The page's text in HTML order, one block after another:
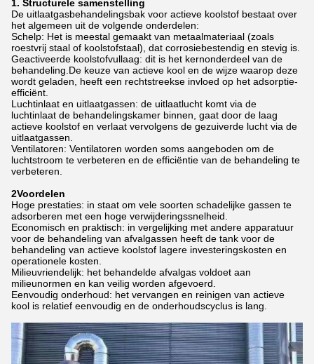
1. Structurele samenstelling
De uitlaatgasbehandelingsbak voor actieve koolstof bestaat over
het algemeen uit de volgende onderdelen:
Schelp: Het is meestal gemaakt van metaalmateriaal (zoals
roestvrij staal of koolstofstaal), dat corrosiebestendig en stevig is.
Geactiveerde koolstofvullaag: dit is het kernonderdeel van de
behandeling.De keuze van actieve kool en de wijze waarop deze
wordt geladen, heeft een rechtstreekse invloed op het adsorptie-
efficiënt.
Luchtinlaat en uitlaatgassen: de uitlaatlucht komt via de
luchtinlaat de behandelingskamer binnen, gaat door de laag
actieve koolstof en verlaat vervolgens de gezuiverde lucht via de
uitlaatgassen.
Ventilatoren: Ventilatoren worden soms aangeboden om de
luchtstroom te verbeteren en de efficiëntie van de behandeling te
verbeteren.
2Voordelen
Hoge prestaties: in staat om vele soorten schadelijke gassen te
adsorberen met een hoge verwijderingssnelheid.
Economisch en praktisch: in vergelijking met andere apparatuur
voor de behandeling van afvalgassen heeft de tank voor de
behandeling van actieve koolstof lagere investeringskosten en
operationele kosten.
Milieuvriendelijk: het behandelde afvalgas voldoet aan
milieunormen en kan veilig worden afgevoerd.
Eenvoudig onderhoud: het vervangen en reinigen van actieve
kool is relatief eenvoudig en de onderhoudscyclus is lang.